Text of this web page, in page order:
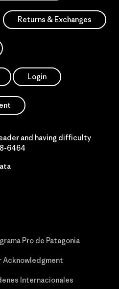
Returns & Exchanges
Login
and having difficulty
6464
Pro de Patagonia
Acknowledgment
Internacionales